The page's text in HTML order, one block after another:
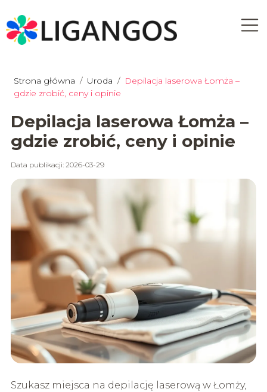
Strona główna / Uroda / Depilacja laserowa Łomża –
gdzie zrobić, ceny i opinie
Depilacja laserowa Łomża –
gdzie zrobić, ceny i opinie
Data publikacji: 2026-03-29
Szukasz miejsca na depilację laserową w Łomży,